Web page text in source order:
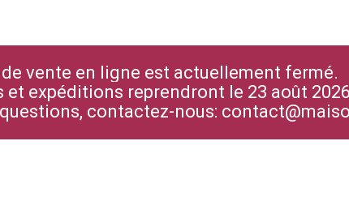
vente en ligne est actuellement fermé.
et expéditions reprendront le 23 août
questions, contactez-nous: